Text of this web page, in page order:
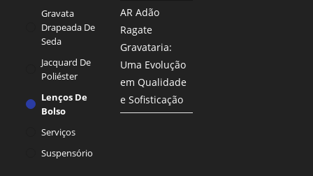
Gravata
Drapeada De
Seda
Jacquard De
Poliéster
Lenços De
Bolso
Serviços
Suspensório
AR Adão
Ragate
Gravataria:
Uma Evolução
em Qualidade
e Sofisticação